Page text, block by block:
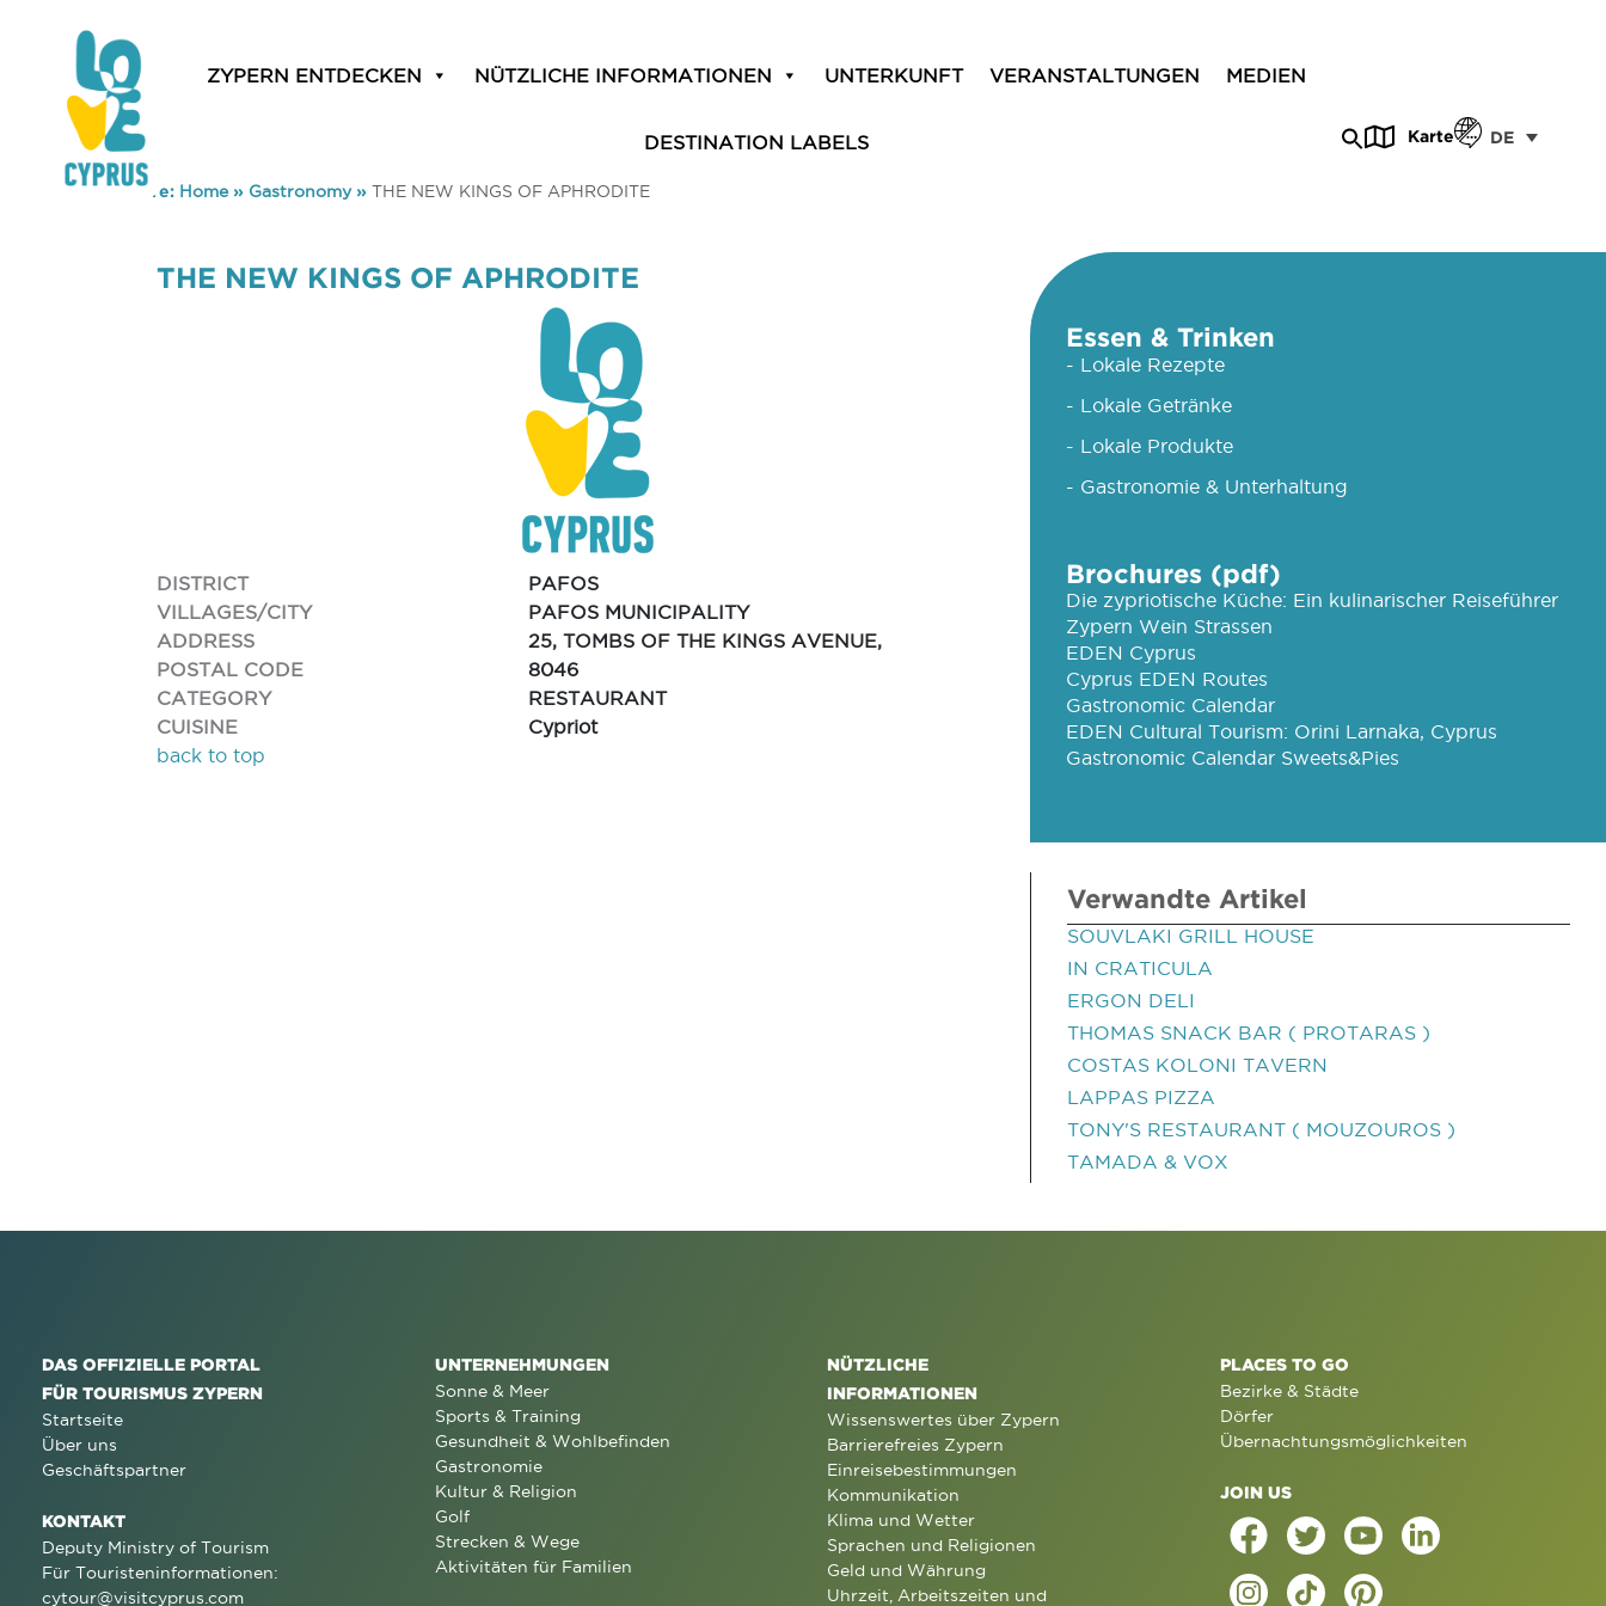
ZYPERN ENTDECKEN NÜTZLICHE INFORMATIONEN UNTERKUNFT VERANSTALTUNGEN MEDIEN
DESTINATION LABELS Karte DE
You are here: Home» Gastronomy» THE NEW KINGS OF APHRODITE
THE NEW KINGS OF APHRODITE
DISTRICT
PAFOS
VILLAGES/CITY
PAFOS MUNICIPALITY
ADDRESS
25, TOMBS OF THE KINGS AVENUE,
POSTAL CODE
8046
CATEGORY
RESTAURANT
CUISINE
Cypriot
back to top
Essen & Trinken
- Lokale Rezepte
- Lokale Getränke
- Lokale Produkte
- Gastronomie & Unterhaltung
Brochures (pdf)
Die zypriotische Küche: Ein kulinarischer Reiseführer
Zypern Wein Strassen
EDEN Cyprus
Cyprus EDEN Routes
Gastronomic Calendar
EDEN Cultural Tourism: Orini Larnaka, Cyprus
Gastronomic Calendar Sweets&Pies
Verwandte Artikel
SOUVLAKI GRILL HOUSE
IN CRATICULA
ERGON DELI
THOMAS SNACK BAR ( PROTARAS )
COSTAS KOLONI TAVERN
LAPPAS PIZZA
TONY'S RESTAURANT ( MOUZOUROS )
TAMADA & VOX
DAS OFFIZIELLE PORTAL
FÜR TOURISMUS ZYPERN
Startseite
Über uns
Geschäftspartner
KONTAKT
Deputy Ministry of Tourism
Für Touristeninformationen:
cytour@visitcyprus.com
UNTERNEHMUNGEN
Sonne & Meer
Sports & Training
Gesundheit & Wohlbefinden
Gastronomie
Kultur & Religion
Golf
Strecken & Wege
Aktivitäten für Familien
NÜTZLICHE
INFORMATIONEN
Wissenswertes über Zypern
Barrierefreies Zypern
Einreisebestimmungen
Kommunikation
Klima und Wetter
Sprachen und Religionen
Geld und Währung
Uhrzeit, Arbeitszeiten und
PLACES TO GO
Bezirke & Städte
Dörfer
Übernachtungsmöglichkeiten
JOIN US